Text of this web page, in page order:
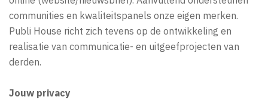
communities en kwaliteitspanels onze eigen merken.
Publi House richt zich tevens op de ontwikkeling en
realisatie van communicatie- en uitgeefprojecten van
derden.
Jouw privacy